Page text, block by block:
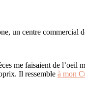
un centre commercial
me faisaient de
Il ressemble à mon